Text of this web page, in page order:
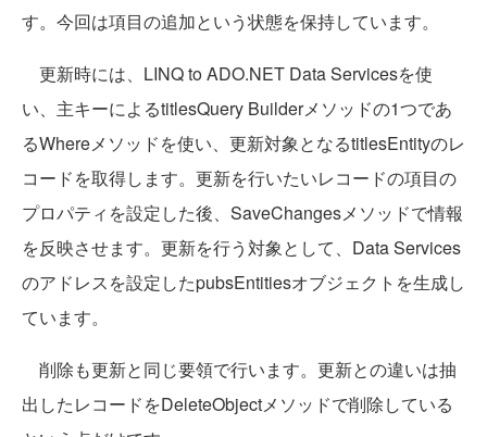
す。今回は項目の追加という状態を保持しています。
更新時には、LINQ to ADO.NET Data Servicesを使
い、主キーによるtitlesQuery Builderメソッドの1つであ
るWhereメソッドを使い、更新対象となるtitlesEntityのレ
コードを取得します。更新を行いたいレコードの項目の
プロパティを設定した後、SaveChangesメソッドで情報
を反映させます。更新を行う対象として、Data Services
のアドレスを設定したpubsEntitiesオブジェクトを生成し
ています。
削除も更新と同じ要領で行います。更新との違いは抽
出したレコードをDeleteObjectメソッドで削除している